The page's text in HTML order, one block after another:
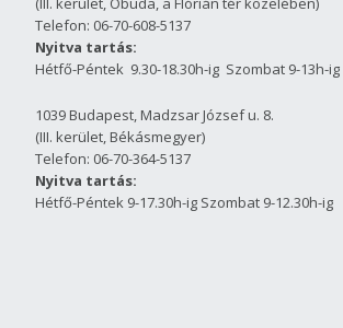
Telefon: 06-70-608-5137
Nyitva tartás:
Hétfő-Péntek 9.30-18.30h-ig Szombat 9-13h-ig
1039 Budapest, Madzsar József u. 8.
(III. kerület, Békásmegyer)
Telefon: 06-70-364-5137
Nyitva tartás:
Hétfő-Péntek 9-17.30h-ig Szombat 9-12.30h-ig